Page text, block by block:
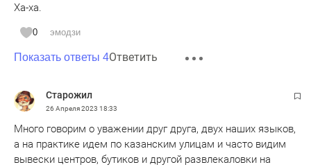
Ха-ха.
0 эмодзи
Показать ответы 4Ответить
Старожил
26 Апреля 2023 18:33
Много говорим о уважении друг друга, двух наших языков,
а на практике идем по казанским улицам и часто видим
вывески центров, бутиков и другой развлекаловки на